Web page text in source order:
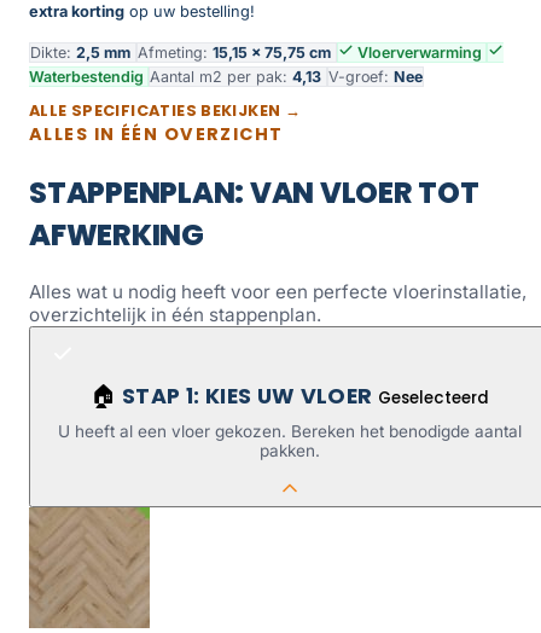
extra korting op uw bestelling!
Dikte: 2,5 mm Afmeting: 15,15 × 75,75 cm
Vloerverwarming
Waterbestendig Aantal m2 per pak: 4,13 V-groef: Nee
ALLE SPECIFICATIES BEKIJKEN →
ALLES IN ÉÉN OVERZICHT
STAPPENPLAN: VAN VLOER TOT
AFWERKING
Alles wat u nodig heeft voor een perfecte vloerinstallatie,
overzichtelijk in één stappenplan.
🏠 STAP 1: KIES UW VLOER Geselecteerd
U heeft al een vloer gekozen. Bereken het benodigde aantal
pakken.